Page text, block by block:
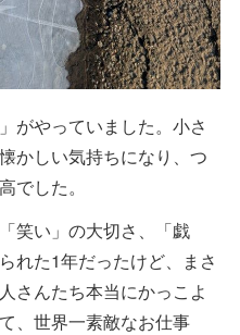
がやっていました。小さ
かしい気持ちになり、つ
でした。
笑い」の大切さ、「戯
れた1年だったけど、まさ
さんたち本当にかっこよ
、世界一素敵なお仕事